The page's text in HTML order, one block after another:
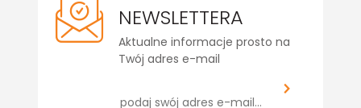
NEWSLETTERA
Aktualne informacje prosto na
Twój adres e-mail